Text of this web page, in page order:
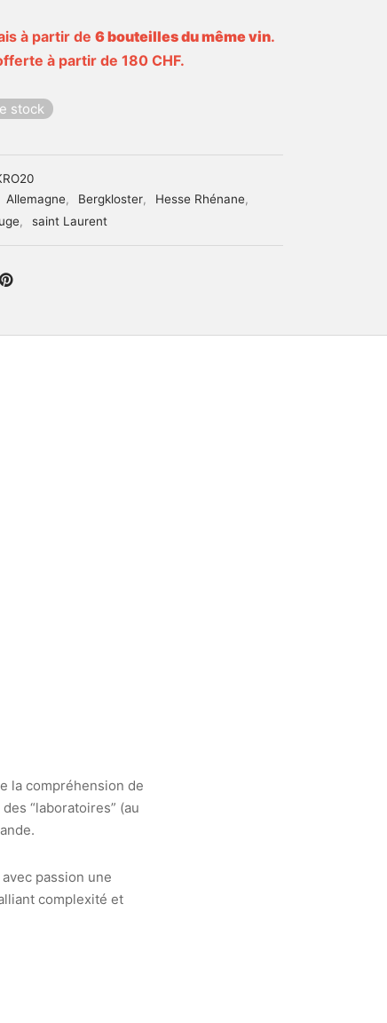
à partir de 6 bouteilles du même vin.
à partir de 180 CHF.
stock
Allemagne, Bergkloster, Hesse Rhénane,
, saint Laurent
la compréhension de
“laboratoires” (au
passion une
complexité et